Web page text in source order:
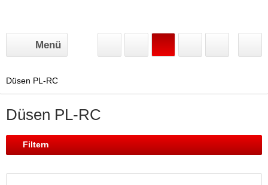
Menü
Düsen PL-RC
Düsen PL-RC
Filtern